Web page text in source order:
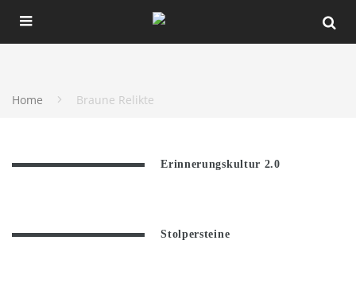
Home Braune Relikte
Erinnerungskultur 2.0
Stolpersteine